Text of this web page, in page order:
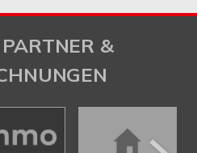
&